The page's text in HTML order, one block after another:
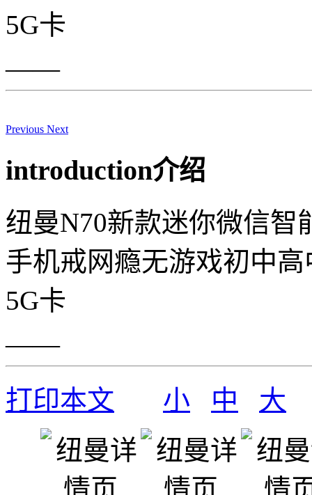
5G卡
——
Previous Next
introduction介绍
纽曼N70新款迷你微信智
手机戒网瘾无游戏初中
5G卡
——
打印本文
小 中 大